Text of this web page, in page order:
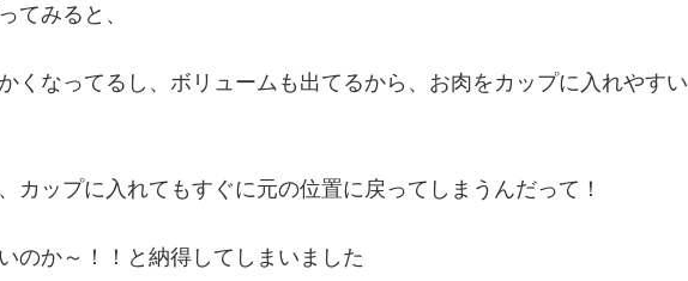
てみると、
くなってるし、ボリュームも出てるから、お肉をカップに入れやすい
カップに入れてもすぐに元の位置に戻ってしまうんだって！
のか～！！と納得してしまいました